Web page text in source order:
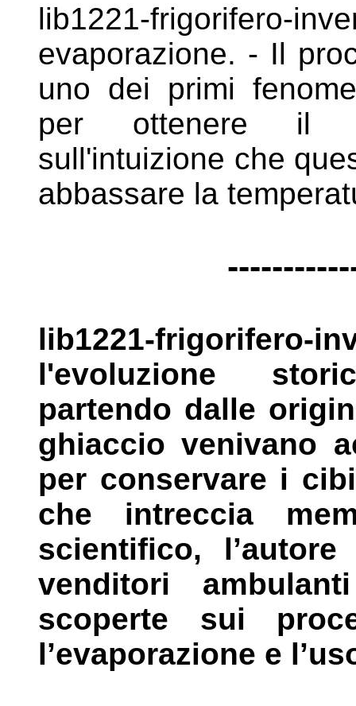
lib1221-
evaporazione. - Il
uno dei primi
per ottenere il
sull'intuizione che
abbassare la
lib1221-frigorifero-
l'evoluzione
partendo dalle
ghiaccio venivano
per conservare i
che intreccia
scientifico,
venditori
scoperte sui
l’evaporazione e